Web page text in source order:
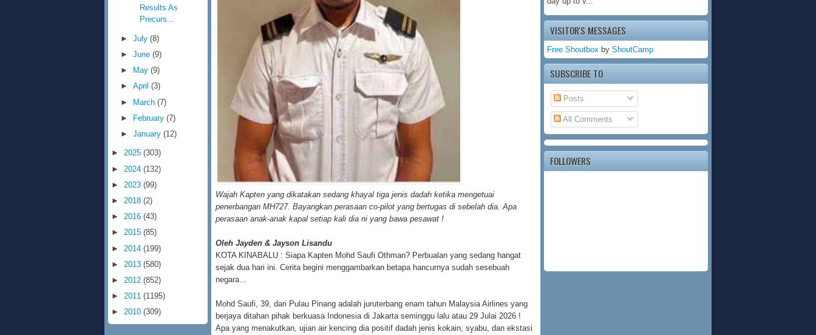
VISITOR'S MESSAGES
Free Shoutbox by ShoutCamp
SUBSCRIBE TO
Posts
All Comments
FOLLOWERS
Wajah Kapten yang dikatakan sedang khayal tiga jenis dadah ketika mengetuai
penerbangan MH727. Bayangkan perasaan co-pilot yang bertugas di sebelah dia. Apa
perasaan anak-anak kapal setiap kali dia ni yang bawa pesawat !
Oleh Jayden & Jayson Lisandu
KOTA KINABALU : Siapa Kapten Mohd Saufi Othman? Perbualan yang sedang hangat
sejak dua hari ini. Cerita begini menggambarkan betapa hancurnya sudah sesebuah
negara...
Mohd Saufi, 39, dari Pulau Pinang adalah juruterbang enam tahun Malaysia Airlines yang
berjaya ditahan pihak berkuasa Indonesia di Jakarta seminggu lalu atau 29 Julai 2026 !
Apa yang menakutkan, ujian air kencing dia positif dadah jenis kokain, syabu, dan ekstasi
Results As
Precurs...
►July(8)
►June(9)
►
May(9)
►April(3)
► March(7)
►
February(7)
►January(12)
► 2025 (303)
► 2024 (132)
► 2023 (99)
► 2018 (2)
► 2016 (43)
► 2015 (85)
► 2014 (199)
► 2013 (580)
► 2012 (852)
► 2011 (1195)
► 2010 (309)